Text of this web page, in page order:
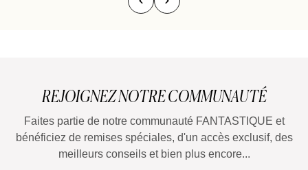
REJOIGNEZ NOTRE COMMUNAUTÉ
Faites partie de notre communauté FANTASTIQUE et
bénéficiez de remises spéciales, d'un accès exclusif, des
meilleurs conseils et bien plus encore...